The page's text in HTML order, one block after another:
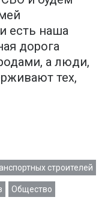
есть наша
дорога
а люди,
тех,
строителей
Общество